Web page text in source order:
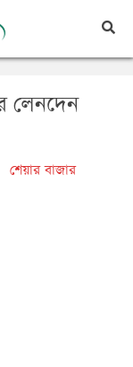
লেনদেন
শেয়ার বাজার